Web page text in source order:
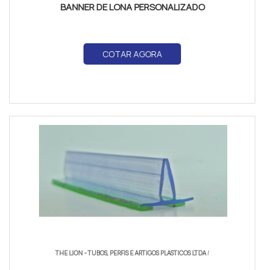
BANNER DE LONA PERSONALIZADO
COTAR AGORA
THE LION - TUBOS, PERFIS E ARTIGOS PLASTICOS LTDA/